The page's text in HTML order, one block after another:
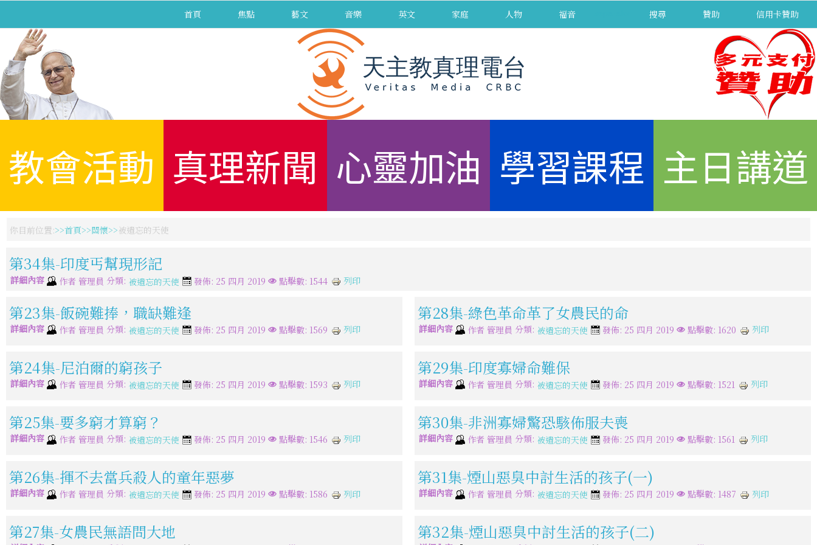
首頁 焦點 藝文 音樂 英文 家庭 人物 福音 搜尋 贊助 信用卡贊助
教會活動 真理新聞 心靈加油 學習課程 主日講道
你目前位置: 首頁 關懷 被遺忘的天使
第34集-印度丐幫現形記
詳細內容 作者 管理員 分類: 被遺忘的天使 發佈: 25 四月 2019 點擊數: 1544 列印
第23集-飯碗難捧，職缺難逢
詳細內容 作者 管理員 分類: 被遺忘的天使 發佈: 25 四月 2019 點擊數: 1569 列印
第28集-綠色革命革了女農民的命
詳細內容 作者 管理員 分類: 被遺忘的天使 發佈: 25 四月 2019 點擊數: 1620 列印
第24集-尼泊爾的窮孩子
詳細內容 作者 管理員 分類: 被遺忘的天使 發佈: 25 四月 2019 點擊數: 1593 列印
第29集-印度寡婦命難保
詳細內容 作者 管理員 分類: 被遺忘的天使 發佈: 25 四月 2019 點擊數: 1521 列印
第25集-要多窮才算窮？
詳細內容 作者 管理員 分類: 被遺忘的天使 發佈: 25 四月 2019 點擊數: 1546 列印
第30集-非洲寡婦驚恐駭佈服夫喪
詳細內容 作者 管理員 分類: 被遺忘的天使 發佈: 25 四月 2019 點擊數: 1561 列印
第26集-揮不去當兵殺人的童年惡夢
詳細內容 作者 管理員 分類: 被遺忘的天使 發佈: 25 四月 2019 點擊數: 1586 列印
第31集-煙山惡臭中討生活的孩子(一)
詳細內容 作者 管理員 分類: 被遺忘的天使 發佈: 25 四月 2019 點擊數: 1487 列印
第27集-女農民無語問大地 第32集-煙山惡臭中討生活的孩子(二)